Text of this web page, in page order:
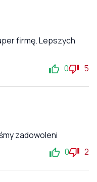
firmę. Lepszych
0 5
zadowoleni
0 2